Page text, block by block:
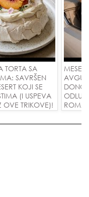
TORTA SA
SAVRŠEN
KOJI SE
(I USPEVA
OVE TRIKOVE)!